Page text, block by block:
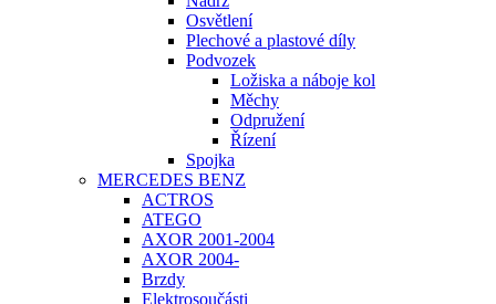
Osvětlení
Plechové a plastové díly
Podvozek
Ložiska a náboje kol
Měchy
Odpružení
Řízení
Spojka
MERCEDES BENZ
ACTROS
ATEGO
AXOR 2001-2004
AXOR 2004-
Brzdy
Elektrosoučásti